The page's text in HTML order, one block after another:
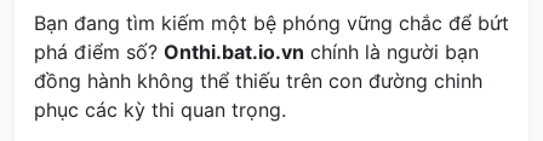
Bạn đang tìm kiếm một bệ phóng vững chắc để bứt
phá điểm số? Onthi.bat.io.vn chính là người bạn
đồng hành không thể thiếu trên con đường chinh
phục các kỳ thi quan trọng.